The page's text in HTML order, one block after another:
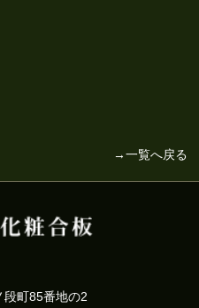
→一覧へ戻る
段町85番地の2